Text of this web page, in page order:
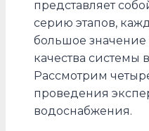
представляет
серию этапов,
большое
качества системы
Рассмотрим
проведения
водоснабжения.